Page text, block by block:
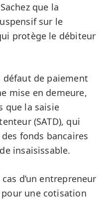
que la
sur le
protège le débiteur
défaut de paiement
mise en demeure,
que la saisie
(SATD), qui
fonds bancaires
insaisissable.
d’un entrepreneur
une cotisation